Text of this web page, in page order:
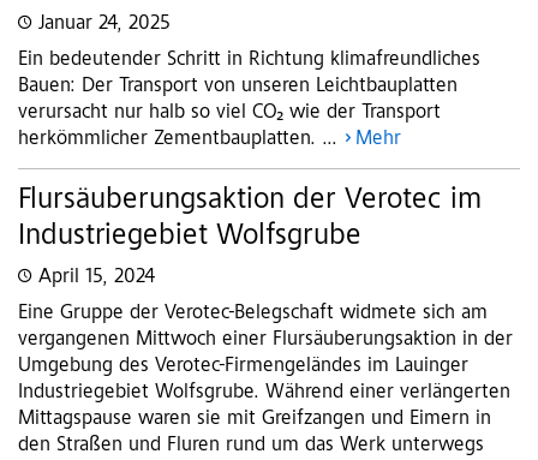
Januar 24, 2025
Ein bedeutender Schritt in Richtung klimafreundliches
Bauen: Der Transport von unseren Leichtbauplatten
verursacht nur halb so viel CO₂ wie der Transport
herkömmlicher Zementbauplatten. ...
Mehr
Flursäuberungsaktion der Verotec im
Industriegebiet Wolfsgrube
April 15, 2024
Eine Gruppe der Verotec-Belegschaft widmete sich am
vergangenen Mittwoch einer Flursäuberungsaktion in der
Umgebung des Verotec-Firmengeländes im Lauinger
Industriegebiet Wolfsgrube. Während einer verlängerten
Mittagspause waren sie mit Greifzangen und Eimern in
den Straßen und Fluren rund um das Werk unterwegs